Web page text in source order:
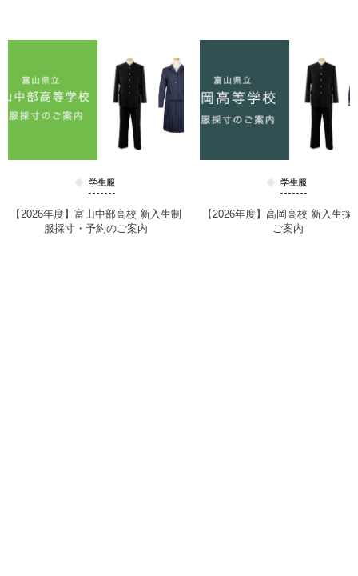
学生服
【2026年度】富山中部高校 新入生制
服採寸・予約のご案内
学生服
【2026年度】高岡高校 新入生採
ご案内